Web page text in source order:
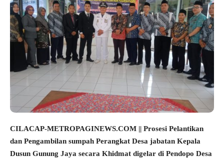
CILACAP-METROPAGINEWS.COM || Prosesi Pelantikan
dan Pengambilan sumpah Perangkat Desa jabatan Kepala
Dusun Gunung Jaya secara Khidmat digelar di Pendopo Desa